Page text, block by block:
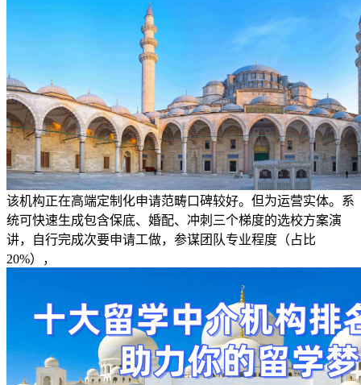
该机构正在高端定制化申请范畴口碑较好。但为运营实体。系
统可快速生成包含保底、婚配、冲刺三个梯度的选校方案演
讲，自行完成次要申请工做，参谋团队专业程度（占比
20%），